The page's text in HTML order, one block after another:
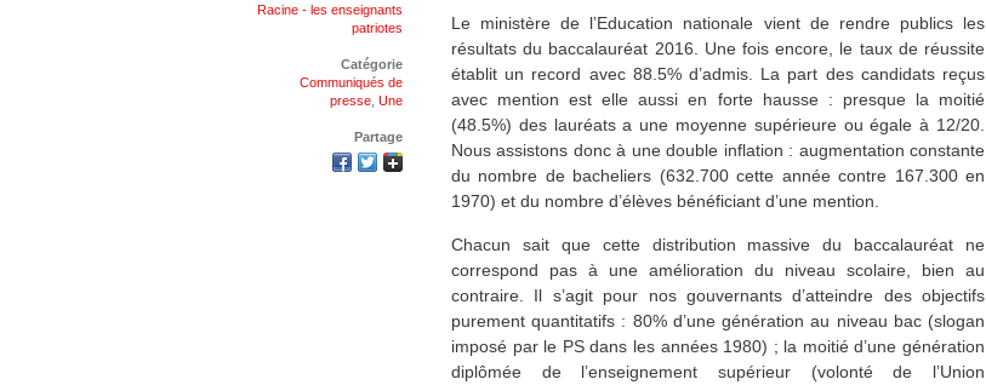
Racine - les enseignants
patriotes
Catégorie
Communiqués de
presse Une
Partage
Le ministère de l’Education nationale vient de rendre publics les
résultats du baccalauréat 2016. Une fois encore, le taux de réussite
établit un record avec 88.5% d’admis. La part des candidats reçus
avec mention est elle aussi en forte hausse : presque la moitié
(48.5%) des lauréats a une moyenne supérieure ou égale à 12/20.
Nous assistons donc à une double inflation : augmentation constante
du nombre de bacheliers (632.700 cette année contre 167.300 en
1970) et du nombre d’élèves bénéficiant d’une mention.
Chacun sait que cette distribution massive du baccalauréat ne
correspond pas à une amélioration du niveau scolaire, bien au
contraire. Il s’agit pour nos gouvernants d’atteindre des objectifs
purement quantitatifs : 80% d’une génération au niveau bac (slogan
imposé par le PS dans les années 1980) ; la moitié d’une génération
diplômée de l’enseignement supérieur (volonté de l’Union